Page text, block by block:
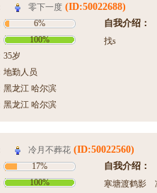
零下一度 (ID:50022688)
6%
100%
35岁
地勤人员
黑龙江 哈尔滨
黑龙江 哈尔滨
自我介绍：
找s
冷月不葬花 (ID:50022560)
17%
100%
自我介绍：
寒塘渡鹤影